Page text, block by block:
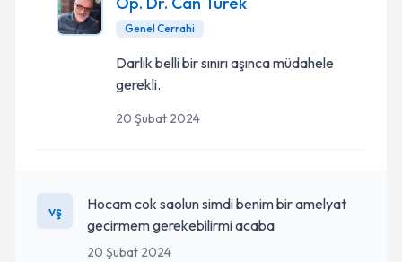
Genel Cerrahi
Darlık belli bir sınırı aşınca müdahele
gerekli.
20 Şubat 2024
vş
Hocam cok saolun simdi benim bir amelyat
gecirmem gerekebilirmi acaba
20 Şubat 2024